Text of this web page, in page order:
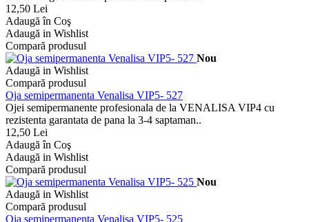
12,50 Lei
Adaugă în Coş
Adaugă in Wishlist
Compară produsul
Nou
Adaugă in Wishlist
Compară produsul
Oja semipermanenta Venalisa VIP5- 527
Ojei semipermanente profesionala de la VENALISA VIP4 cu
rezistenta garantata de pana la 3-4 saptaman..
12,50 Lei
Adaugă în Coş
Adaugă in Wishlist
Compară produsul
Nou
Adaugă in Wishlist
Compară produsul
Oja semipermanenta Venalisa VIP5- 525